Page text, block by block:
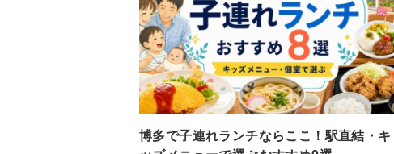
博多で子連れランチならここ！駅直結・キ